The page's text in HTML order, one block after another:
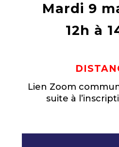
Mardi 9
12h à
Lien Zoom
suite à